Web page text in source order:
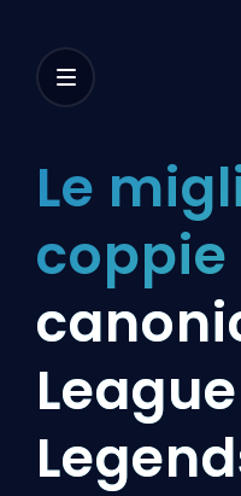
Le
coppie